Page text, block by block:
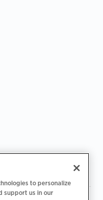
to personalize
support us in our